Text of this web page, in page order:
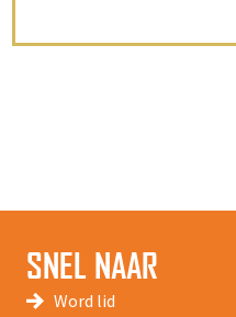
SNEL NAAR
Word lid